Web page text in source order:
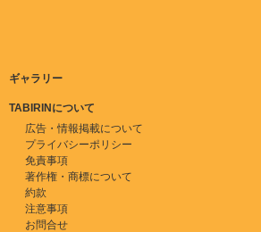
ギャラリー
TABIRINについて
広告・情報掲載について
プライバシーポリシー
免責事項
著作権・商標について
約款
注意事項
お問合せ